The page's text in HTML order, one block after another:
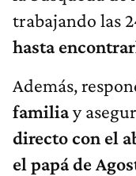
trabajando las
hasta
Además,
familiay
directo con el
el papá de